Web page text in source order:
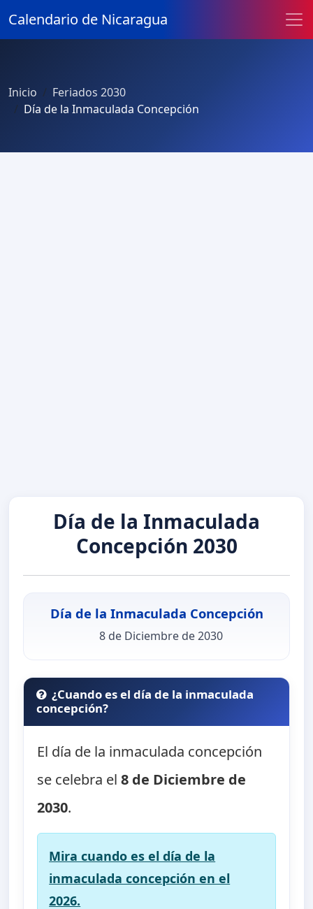
Calendario de Nicaragua
Inicio
Feriados 2030
Día de la Inmaculada Concepción
Día de la Inmaculada
Concepción 2030
Día de la Inmaculada Concepción
8 de Diciembre de 2030
¿Cuando es el día de la inmaculada
concepción?
El día de la inmaculada concepción
se celebra el8 de Diciembre de
2030.
Mira cuando es el día de la
inmaculada concepción en el
2026.